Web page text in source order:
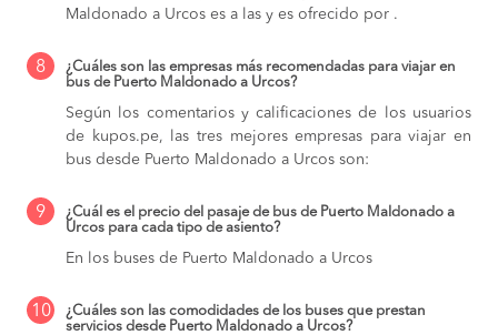
Maldonado a Urcos es a las y es ofrecido por .
8
¿Cuáles son las empresas más recomendadas para viajar en
bus de Puerto Maldonado a Urcos?
Según los comentarios y calificaciones de los usuarios
de kupos.pe, las tres mejores empresas para viajar en
bus desde Puerto Maldonado a Urcos son:
9
¿Cuál es el precio del pasaje de bus de Puerto Maldonado a
Urcos para cada tipo de asiento?
En los buses de Puerto Maldonado a Urcos
10
¿Cuáles son las comodidades de los buses que prestan
servicios desde Puerto Maldonado a Urcos?